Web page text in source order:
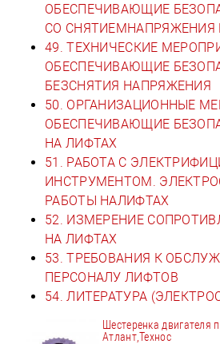
ОБЕСПЕЧИВАЮЩИЕ
СО СНЯТИЕМНАПРЯЖЕНИЯ
49. ТЕХНИЧЕСКИЕ
ОБЕСПЕЧИВАЮЩИЕ
БЕЗСНЯТИЯ НАПРЯЖЕНИЯ
50. ОРГАНИЗАЦИОННЫЕ
ОБЕСПЕЧИВАЮЩИЕ
НА ЛИФТАХ
51. РАБОТА С
ИНСТРУМЕНТОМ.
РАБОТЫ НАЛИФТАХ
52. ИЗМЕРЕНИЕ
НА ЛИФТАХ
53. ТРЕБОВАНИЯ К
ПЕРСОНАЛУ ЛИФТОВ
54. ЛИТЕРАТУРА
Шестеренка двигателя
Атлант,Технос